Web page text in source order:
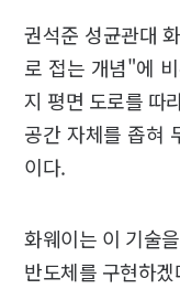
권석준 성균관대
로 접는 개념"에
지 평면 도로를 따
공간 자체를 좁혀
이다.
화웨이는 이 기술
반도체를 구현하